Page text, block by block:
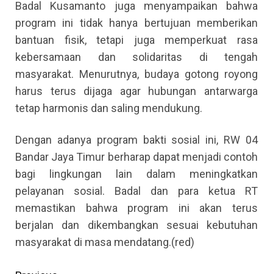
Badal Kusamanto juga menyampaikan bahwa
program ini tidak hanya bertujuan memberikan
bantuan fisik, tetapi juga memperkuat rasa
kebersamaan dan solidaritas di tengah
masyarakat. Menurutnya, budaya gotong royong
harus terus dijaga agar hubungan antarwarga
tetap harmonis dan saling mendukung.
Dengan adanya program bakti sosial ini, RW 04
Bandar Jaya Timur berharap dapat menjadi contoh
bagi lingkungan lain dalam meningkatkan
pelayanan sosial. Badal dan para ketua RT
memastikan bahwa program ini akan terus
berjalan dan dikembangkan sesuai kebutuhan
masyarakat di masa mendatang.(red)